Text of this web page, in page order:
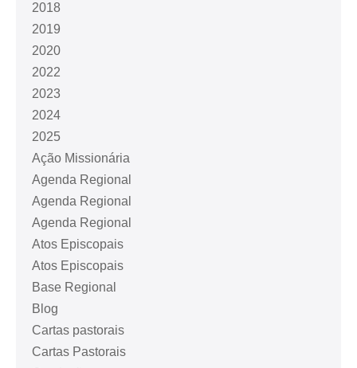
2018
2019
2020
2022
2023
2024
2025
Ação Missionária
Agenda Regional
Agenda Regional
Agenda Regional
Atos Episcopais
Atos Episcopais
Base Regional
Blog
Cartas pastorais
Cartas Pastorais